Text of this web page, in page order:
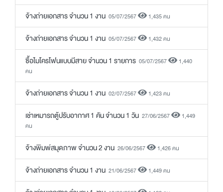
จ้างถ่ายเอกสาร จำนวน 1 งาน 05/07/2567 1,435 คน
จ้างถ่ายเอกสาร จำนวน 1 งาน 05/07/2567 1,432 คน
ซื้อไมโครโฟนแบบมีสาย จำนวน 1 รายการ 05/07/2567
1,440
คน
จ้างถ่ายเอกสาร จำนวน 1 งาน 02/07/2567 1,423 คน
เช่าเหมารถตู้ปรับอากาศ 1 คัน จำนวน 1 วัน 27/06/2567
1,449
คน
จ้างพิมพ์สมุดภาพ จำนวน 2 งาน 26/06/2567 1,426 คน
จ้างถ่ายเอกสาร จำนวน 1 งาน 21/06/2567 1,449 คน